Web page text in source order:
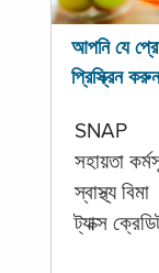
আপনি যে
প্রিস্ক্রিন করুন
SNAP
সহায়তা
স্বাস্থ্য বিমা
ট্যাক্স